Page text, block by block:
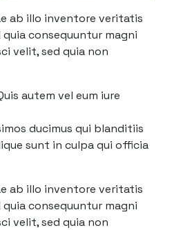
ab illo inventore veritatis
consequuntur magni
velit, sed quia non
autem vel eum iure
ducimus qui blanditiis
sunt in culpa qui officia
ab illo inventore veritatis
consequuntur magni
velit, sed quia non